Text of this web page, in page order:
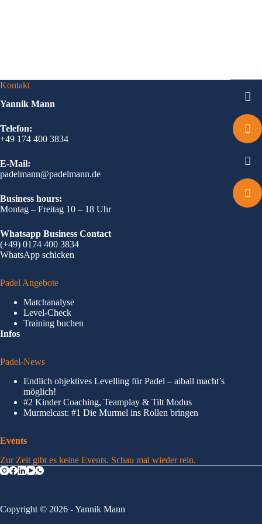
Kontakt
Yannik Mann
Telefon:
+49 174 400 3834
E-Mail:
padelmann@padelmann.de
Business hours:
Montag – Freitag 10 – 18 Uhr
Whatsapp Business Contact
(+49) 0174 400 3834
WhatsApp schicken
Padel Angebote
Matchanalyse
Level-Check
Training buchen
Infos
Padel-News
Endlich objektives Levelling für Padel – aiball macht’s
möglich!
#2 Kinder Coaching, Teamplay & Tilt Modus
Murmelcast: #1 Die Murmel ins Rollen bringen
Events
Zur Zeit gibt es keine Events. Schau mal wieder rein.
Copyright © 2026 - Yannik Mann